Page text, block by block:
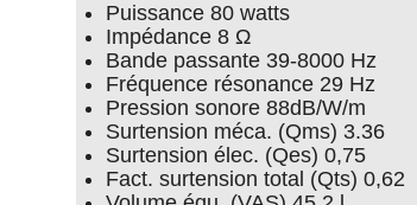
Puissance 80 watts
Impédance 8 Ω
Bande passante 39-8000 Hz
Fréquence résonance 29 Hz
Pression sonore 88dB/W/m
Surtension méca. (Qms) 3.36
Surtension élec. (Qes) 0,75
Fact. surtension total (Qts) 0,62